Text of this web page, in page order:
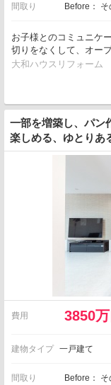
間取り Before：
お子様とのコミュニケ
切りをなくして、オー
大和ハウスリフォーム
一部を増築し、パン
楽しめる、ゆとりあ
費用 3850万
建物タイプ 一戸建て
間取り Before：